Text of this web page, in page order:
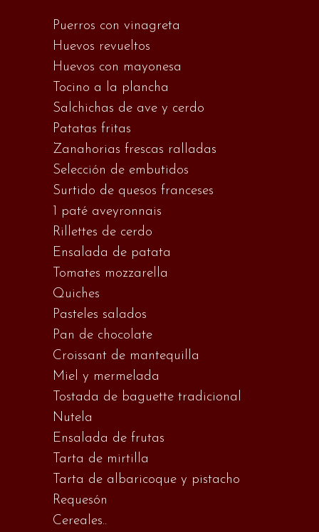
Puerros con vinagreta
Huevos revueltos
Huevos con mayonesa
Tocino a la plancha
Salchichas de ave y cerdo
Patatas fritas
Zanahorias frescas ralladas
Selección de embutidos
Surtido de quesos franceses
1 paté aveyronnais
Rillettes de cerdo
Ensalada de patata
Tomates mozzarella
Quiches
Pasteles salados
Pan de chocolate
Croissant de mantequilla
Miel y mermelada
Tostada de baguette tradicional
Nutela
Ensalada de frutas
Tarta de mirtilla
Tarta de albaricoque y pistacho
Requesón
Cereales..